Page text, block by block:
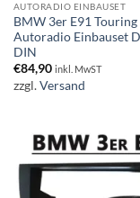
AUTORADIO EINBAUSET
BMW 3er E91 Touring
Autoradio Einbauset
DIN
€84,90 inkl. MwST
zzgl.Versand